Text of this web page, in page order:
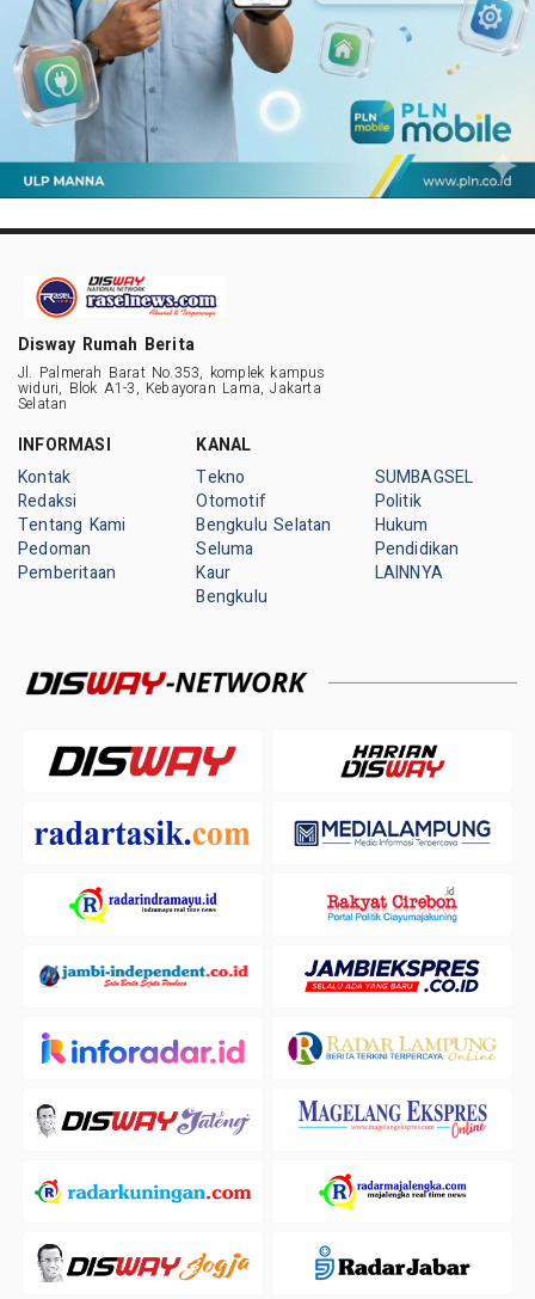
Disway Rumah Berita
Jl. Palmerah Barat No.353, komplek kampus
widuri, Blok A1-3, Kebayoran Lama, Jakarta
Selatan
INFORMASI
Kontak
Redaksi
Tentang Kami
Pedoman
Pemberitaan
KANAL
Tekno
Otomotif
Bengkulu Selatan
Seluma
Kaur
Bengkulu
SUMBAGSEL
Politik
Hukum
Pendidikan
LAINNYA